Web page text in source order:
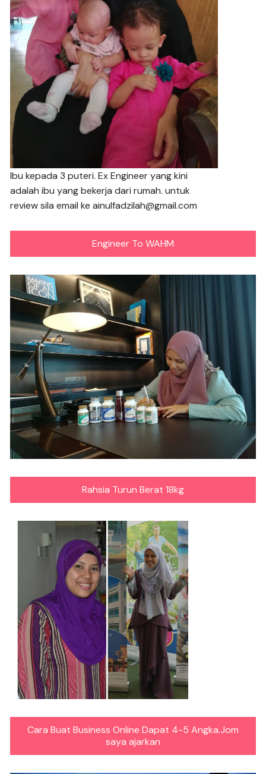
Ibu kepada 3 puteri. Ex Engineer yang kini
adalah ibu yang bekerja dari rumah. untuk
review sila email ke ainulfadzilah@gmail.com
Engineer To WAHM
Rahsia Turun Berat 18kg
Cara Buat Business Online Dapat 4-5 Angka.Jom
saya ajarkan